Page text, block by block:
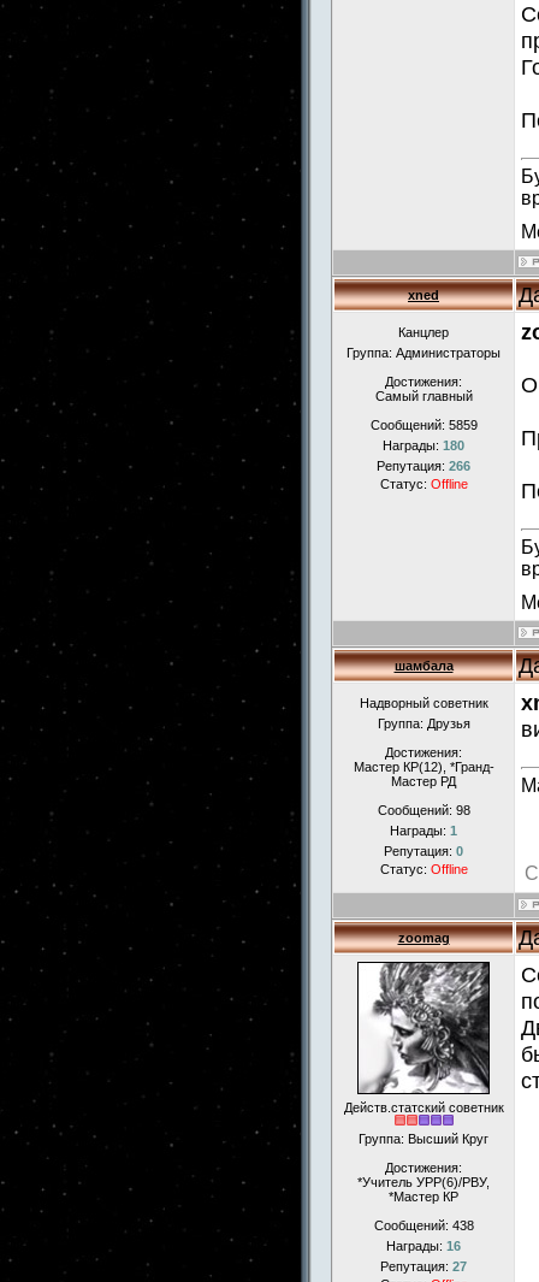
xned
Канцлер
Группа: Администраторы
Достижения:
Самый главный
Сообщений: 5859
Награды: 180
Репутация: 266
Статус: Offline
шамбала
Надворный советник
Группа: Друзья
Достижения:
Мастер КР(12), *Гранд-
Мастер РД
Сообщений: 98
Награды: 1
Репутация: 0
Статус: Offline
zoomag
Действ.статский советник
Группа: Высший Круг
Достижения:
*Учитель УРР(6)/РВУ,
*Мастер КР
Сообщений: 438
Награды: 16
Репутация: 27